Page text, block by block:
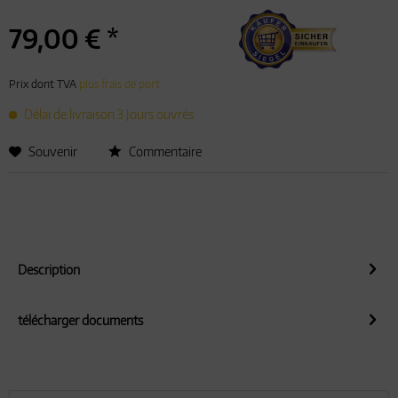
79,00 € *
Prix dont TVA plus frais de port
Délai de livraison 3 Jours ouvrés
Souvenir Commentaire
Description
télécharger documents